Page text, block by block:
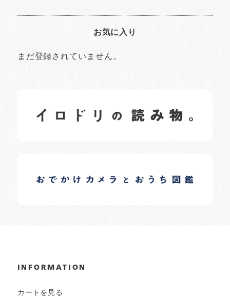
お気に入り
まだ登録されていません。
日常の様子など随時更新中です。
日常の様子など随時更新中です。
INFORMATION
カートを見る